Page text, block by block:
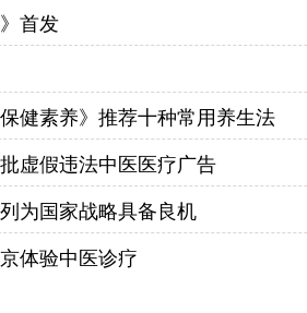
首发
健素养》推荐十种常用养生法
虚假违法中医医疗广告
为国家战略具备良机
体验中医诊疗